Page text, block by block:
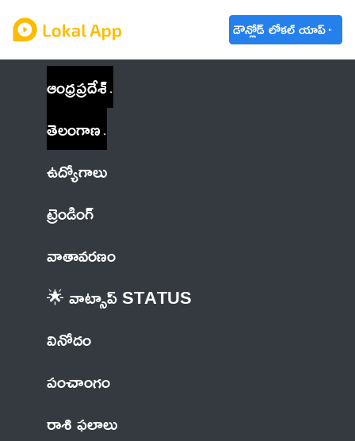
డౌన్లోడ్ లోకల్ యాప్
ఆంధ్రప్రదేశ్
తెలంగాణ
ఉద్యోగాలు
ట్రెండింగ్
వాతావరణం
🌟 వాట్సాప్ STATUS
వినోదం
పంచాంగం
రాశి ఫలాలు